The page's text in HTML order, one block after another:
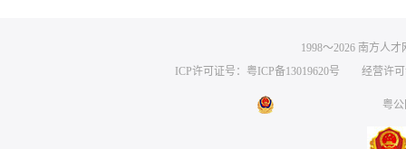
1998～2026 南方人才
ICP许可证号：粤ICP备13019620号 经营许可
粤公